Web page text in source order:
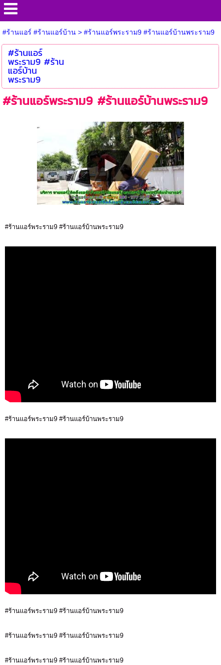
#ร้านแอร์ #ร้านแอร์บ้าน> #ร้านแอร์พระราม9 #ร้านแอร์บ้านพระราม9
#ร้านแอร์
พระราม9 #ร้าน
แอร์บ้าน
พระราม9
#ร้านแอร์พระราม9 #ร้านแอร์บ้านพระราม9
#ร้านแอร์พระราม9 #ร้านแอร์บ้านพระราม9
#ร้านแอร์พระราม9 #ร้านแอร์บ้านพระราม9
#ร้านแอร์พระราม9 #ร้านแอร์บ้านพระราม9
#ร้านแอร์พระราม9 #ร้านแอร์บ้านพระราม9
#ร้านแอร์พระราม9 #ร้านแอร์บ้านพระราม9